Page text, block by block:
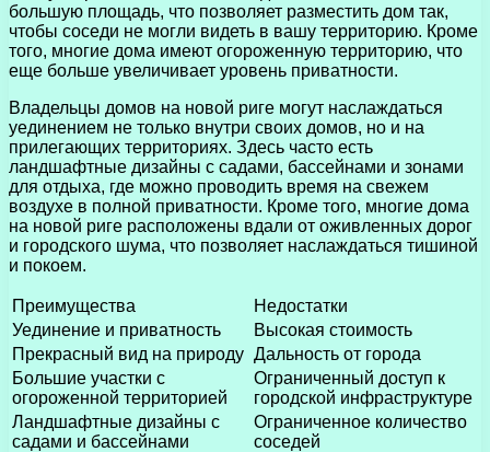
большую площадь, что позволяет разместить дом так,
чтобы соседи не могли видеть в вашу территорию. Кроме
того, многие дома имеют огороженную территорию, что
еще больше увеличивает уровень приватности.
Владельцы домов на новой риге могут наслаждаться
уединением не только внутри своих домов, но и на
прилегающих территориях. Здесь часто есть
ландшафтные дизайны с садами, бассейнами и зонами
для отдыха, где можно проводить время на свежем
воздухе в полной приватности. Кроме того, многие дома
на новой риге расположены вдали от оживленных дорог
и городского шума, что позволяет наслаждаться тишиной
и покоем.
Преимущества
Недостатки
Уединение и приватность
Высокая стоимость
Прекрасный вид на природу Дальность от города
Большие участки с
огороженной территорией
Ограниченный доступ к
городской инфраструктуре
Ландшафтные дизайны с
садами и бассейнами
Ограниченное количество
соседей